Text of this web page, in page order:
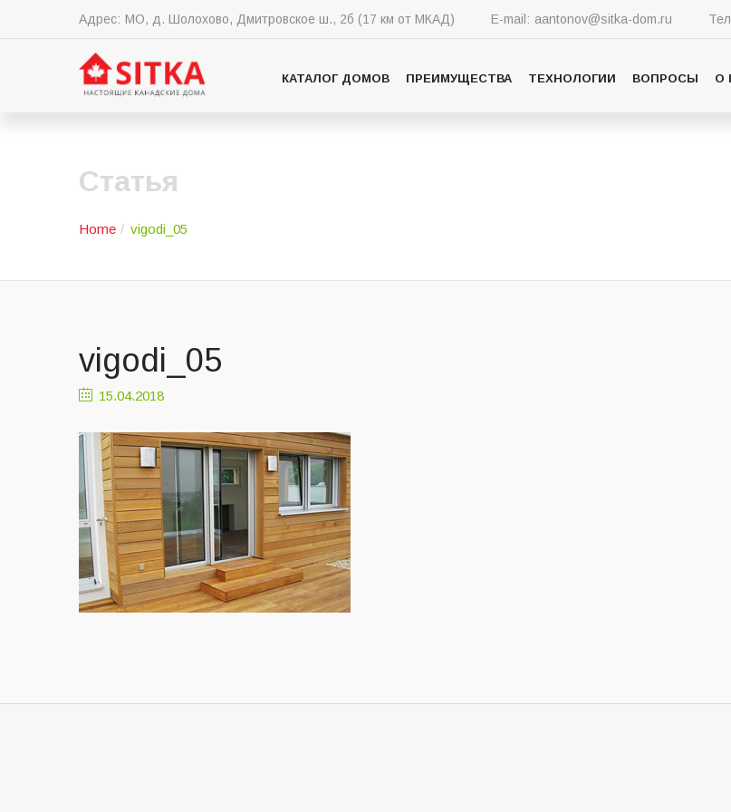
Адрес: МО, д. Шолохово, Дмитровское ш., 2б (17 км от МКАД) E-mail: aantonov@sitka-dom.ru
КАТАЛОГ ДОМОВ ПРЕИМУЩЕСТВА ТЕХНОЛОГИИ ВОПРОСЫ О
Статья
Home vigodi_05
vigodi_05
15.04.2018